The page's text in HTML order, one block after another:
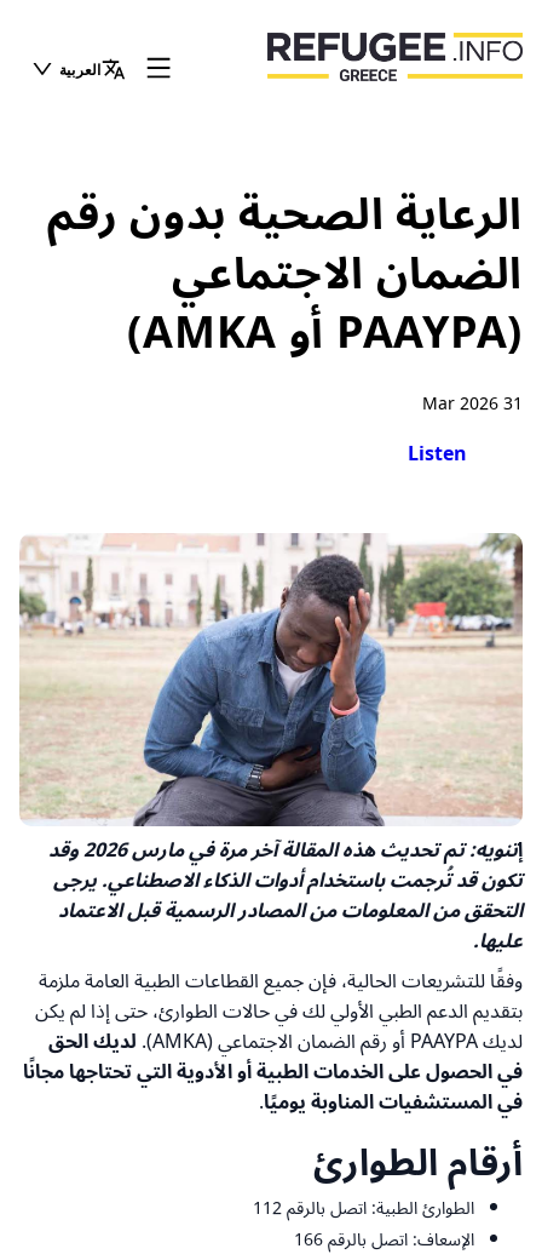
العربية
الرعاية الصحية بدون رقم
الضمان الاجتماعي
(PAAYPA أو AMKA)
31 Mar 2026
Listen
إ تنويه: تم تحديث هذه المقالة آخر مرة في مارس 2026 وقد
تكون قد تُرجمت باستخدام أدوات الذكاء الاصطناعي. يرجى
التحقق من المعلومات من المصادر الرسمية قبل الاعتماد
عليها.
وفقًا للتشريعات الحالية، فإن جميع القطاعات الطبية العامة ملزمة
بتقديم الدعم الطبي الأولي لك في حالات الطوارئ، حتى إذا لم يكن
لديك PAAYPA أو رقم الضمان الاجتماعي (AMKA). لديك الحق
في الحصول على الخدمات الطبية أو الأدوية التي تحتاجها مجانًا
في المستشفيات المناوبة يوميًا.
أرقام الطوارئ
الطوارئ الطبية: اتصل بالرقم 112
الإسعاف: اتصل بالرقم 166